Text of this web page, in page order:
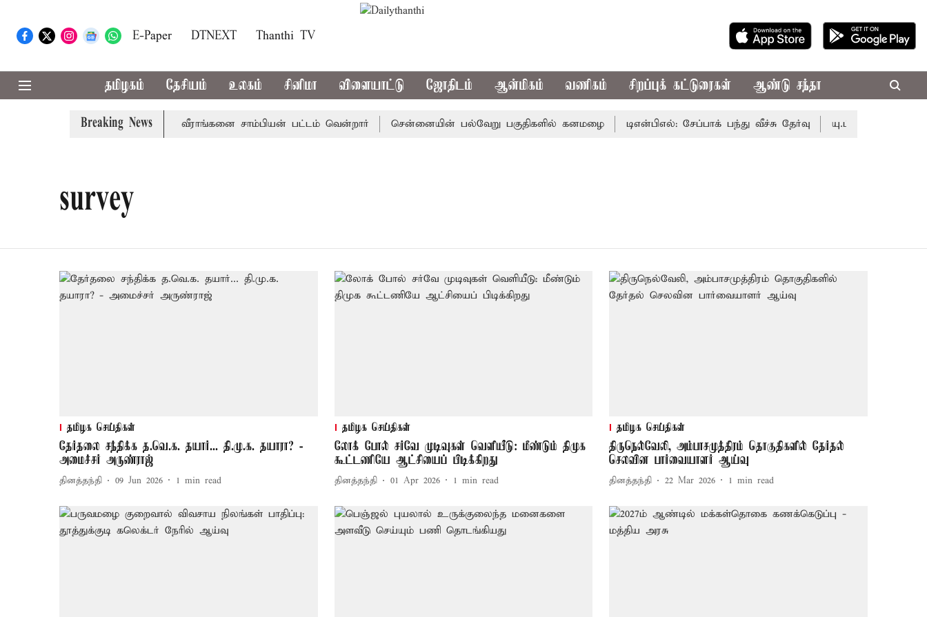
E-Paper DTNEXT Thanthi TV
தமிழகம் தேசியம் உலகம் சினிமா விளையாட்டு ஜோதிடம் ஆன்மிகம் வணிகம் சிறப்புக் கட்டுரைகள் ஆண்டு சந்தா
Breaking News
இறுதி போட்டி; இந்திய வீராங்கனை சாம்பியன் பட்டம் வென்றார் சென்னையின் பல்வேறு பகுதிகளில் கனமழை டிஎன்பிஎல்: சேப்பாக் பந்து வீச்சு தேர்வு யு.பி.ஐ.
survey
தமிழக செய்திகள்
தேர்தலை சந்திக்க த.வெ.க. தயார்... தி.மு.க. தயாரா? -
அமைச்சர் அருண்ராஜ்
தினத்தந்தி 09 Jun 2026 1 min read
தமிழக செய்திகள்
லோக் போல் சர்வே முடிவுகள் வெளியீடு: மீண்டும் திமுக
கூட்டணியே ஆட்சியைப் பிடிக்கிறது
தினத்தந்தி 01 Apr 2026 1 min read
தமிழக செய்திகள்
திருநெல்வேலி, அம்பாசமுத்திரம் தொகுதிகளில் தேர்தல்
செலவின பார்வையாளர் ஆய்வு
தினத்தந்தி 22 Mar 2026 1 min read